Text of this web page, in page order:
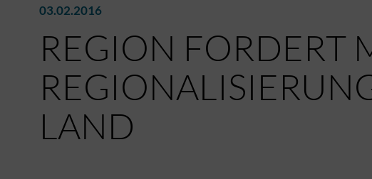
03.02.2016
REGION FORDERT
LAND